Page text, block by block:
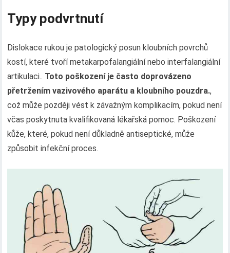
Typy podvrtnutí
Dislokace rukou je patologický posun kloubních povrchů
kostí, které tvoří metakarpofalangiální nebo interfalangiální
artikulaci.. Toto poškození je často doprovázeno
přetržením vazivového aparátu a kloubního pouzdra.,
což může později vést k závažným komplikacím, pokud není
včas poskytnuta kvalifikovaná lékařská pomoc. Poškození
kůže, které, pokud není důkladně antiseptické, může
způsobit infekční proces.